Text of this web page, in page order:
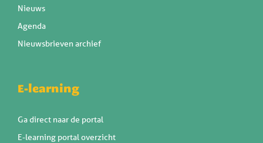
Nieuws
Agenda
Nieuwsbrieven archief
E-learning
Ga direct naar de portal
E-learning portal overzicht